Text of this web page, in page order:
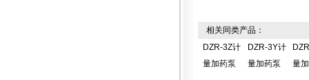
相关同类产品：
DZR-3Z计
量加药泵
DZR-3Y计
量加药泵
量